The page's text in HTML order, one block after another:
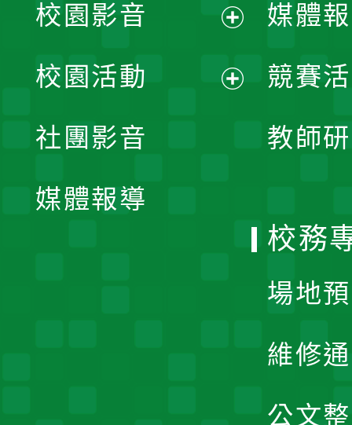
媒體
競賽
教師
校園影音
開
校園活動
社團影音
媒體報導
校務
場地
維修
公文